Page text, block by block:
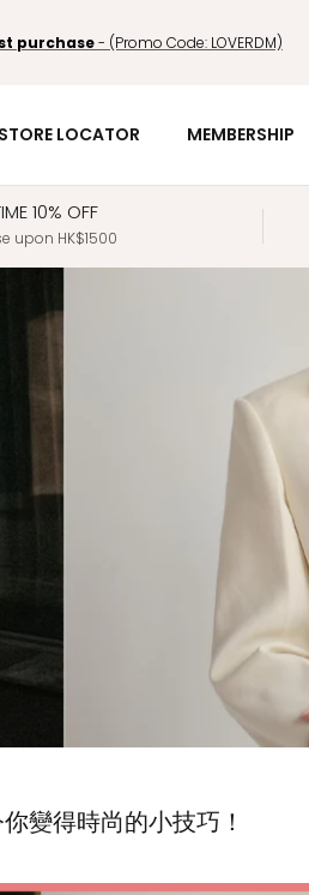
purchase- (Promo Code: LOVERDM)
STORE LOCATOR MEMBERSHIP
10% OFF
upon HK$1500
變得時尚的小技巧！